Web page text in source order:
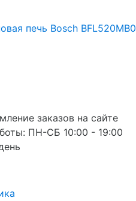
печь Bosch BFL520MB0
заказов на сайте
ПН-СБ 10:00 - 19:00